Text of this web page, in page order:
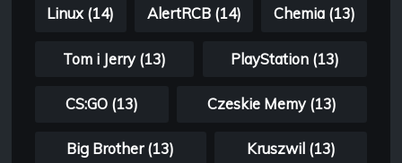
Linux (14) AlertRCB (14) Chemia (13)
Tom i Jerry (13) PlayStation (13)
CS:GO (13) Czeskie Memy (13)
Big Brother (13) Kruszwil (13)